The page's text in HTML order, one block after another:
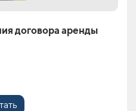
договора аренды